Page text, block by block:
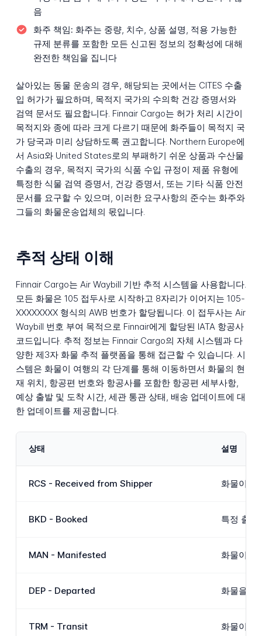
음
화주 책임: 화주는 중량, 치수, 상품 설명, 적용 가능한
규제 분류를 포함한 모든 신고된 정보의 정확성에 대해
완전한 책임을 집니다
살아있는 동물 운송의 경우, 해당되는 곳에서는 CITES 수출
입 허가가 필요하며, 목적지 국가의 수의학 건강 증명서와
검역 문서도 필요합니다. Finnair Cargo는 허가 처리 시간이
목적지와 종에 따라 크게 다르기 때문에 화주들이 목적지 국
가 당국과 미리 상담하도록 권고합니다. Northern Europe에
서 Asia와 United States로의 부패하기 쉬운 상품과 수산물
수출의 경우, 목적지 국가의 식품 수입 규정이 제품 유형에
특정한 식물 검역 증명서, 건강 증명서, 또는 기타 식품 안전
문서를 요구할 수 있으며, 이러한 요구사항의 준수는 화주와
그들의 화물운송업체의 몫입니다.
추적 상태 이해
Finnair Cargo는 Air Waybill 기반 추적 시스템을 사용합니다.
모든 화물은 105 접두사로 시작하고 8자리가 이어지는 105-
XXXXXXXX 형식의 AWB 번호가 할당됩니다. 이 접두사는 Air
Waybill 번호 부여 목적으로 Finnair에게 할당된 IATA 항공사
코드입니다. 추적 정보는 Finnair Cargo의 자체 시스템과 다
양한 제3자 화물 추적 플랫폼을 통해 접근할 수 있습니다. 시
스템은 화물이 여행의 각 단계를 통해 이동하면서 화물의 현
재 위치, 항공편 번호와 항공사를 포함한 항공편 세부사항,
예상 출발 및 도착 시간, 세관 통관 상태, 배송 업데이트에 대
한 업데이트를 제공합니다.
상태 설명
RCS - Received from Shipper 화물이 화
BKD - Booked 특정 출항
MAN - Manifested 화물이 항
DEP - Departed 화물을 실
TRM - Transit 화물이 중